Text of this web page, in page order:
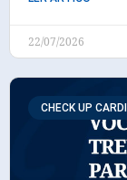
22/07/2026
CHECK UP